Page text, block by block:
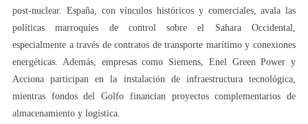
post-nuclear. España, con vínculos históricos y comerciales, avala las
políticas marroquíes de control sobre el Sahara Occidental,
especialmente a través de contratos de transporte marítimo y conexiones
energéticas. Además, empresas como Siemens, Enel Green Power y
Acciona participan en la instalación de infraestructura tecnológica,
mientras fondos del Golfo financian proyectos complementarios de
almacenamiento y logística.